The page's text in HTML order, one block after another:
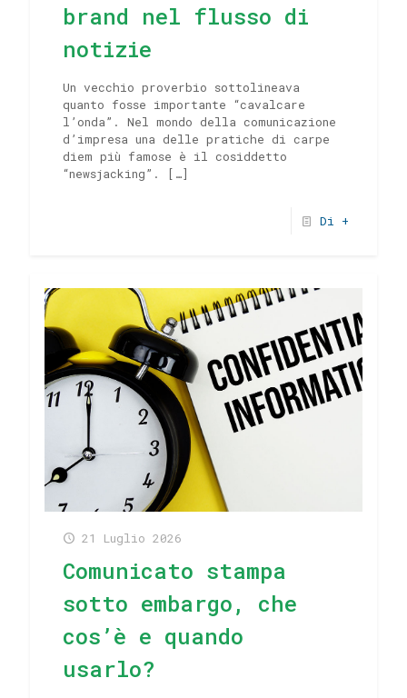
brand nel flusso di
notizie
Un vecchio proverbio sottolineava
quanto fosse importante “cavalcare
l’onda”. Nel mondo della comunicazione
d’impresa una delle pratiche di carpe
diem più famose è il cosiddetto
“newsjacking”.
[…]
Di +
21 Luglio 2026
Comunicato stampa
sotto embargo, che
cos’è e quando
usarlo?